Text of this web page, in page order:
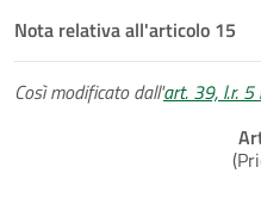
Nota relativa all'articolo 15
Così modificato dall'art. 39, l.r.